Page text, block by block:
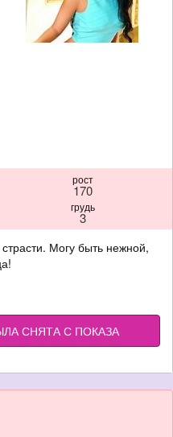
рост
170
грудь
3
Могу быть нежной,
СНЯТА С ПОКАЗА